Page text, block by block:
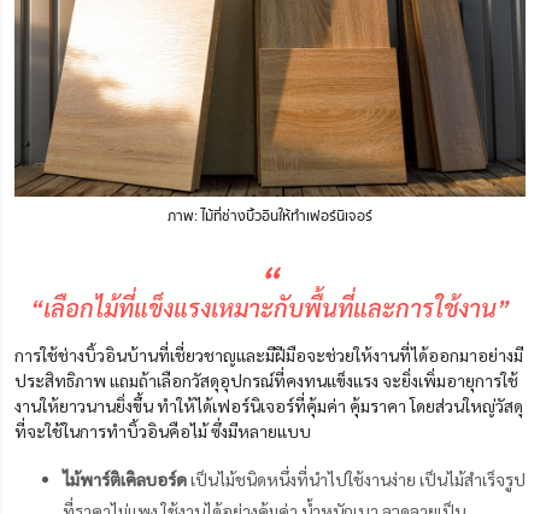
ภาพ: ไม้ที่ช่างบิ้วอินให้ทำเฟอร์นิเจอร์
“
“เลือกไม้ที่แข็งแรงเหมาะกับพื้นที่และการใช้งาน”
การใช้ช่างบิ้วอินบ้านที่เชี่ยวชาญและมีฝีมือจะช่วยให้งานที่ได้ออกมาอย่างมี
ประสิทธิภาพ แถมถ้าเลือกวัสดุอุปกรณ์ที่คงทนแข็งแรง จะยิ่งเพิ่มอายุการใช้
งานให้ยาวนานยิ่งขึ้น ทำให้ได้เฟอร์นิเจอร์ที่คุ้มค่า คุ้มราคา โดยส่วนใหญ่วัสดุ
ที่จะใช้ในการทำบิ้วอินคือไม้ ซึ่งมีหลายแบบ
ไม้พาร์ติเคิลบอร์ดเป็นไม้ชนิดหนึ่งที่นำไปใช้งานง่าย เป็นไม้สำเร็จรูป